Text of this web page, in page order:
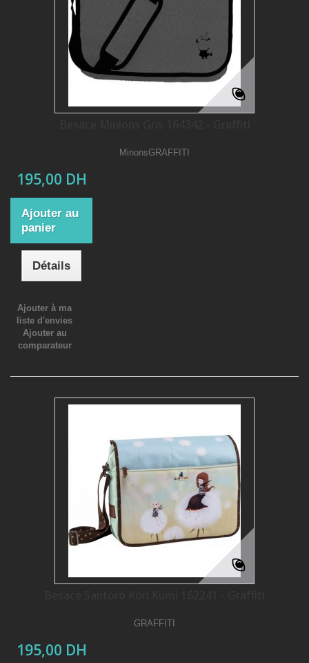
MinonsGRAFFITI
195,00 DH
Ajouter au
panier
Détails
Ajouter à ma
liste d'envies
Ajouter au
comparateur
GRAFFITI
195,00 DH